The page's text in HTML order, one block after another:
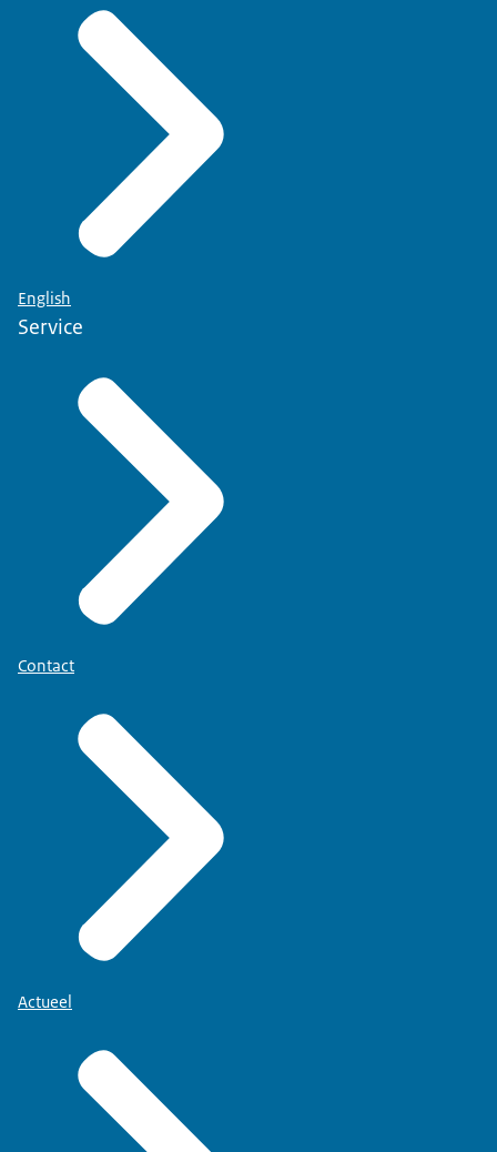
English
Service
Contact
Actueel